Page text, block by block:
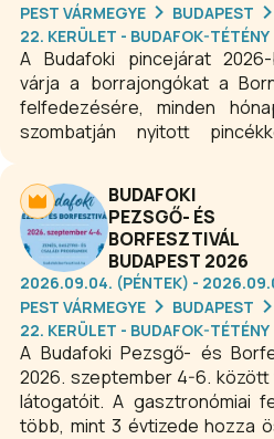
PEST VÁRMEGYE
BUDAPEST
22. KERÜLET - BUDAFOK-TÉTÉNY
A Budafoki pincejárat
várja a borrajongókat a
felfedezésére, minden
szombatján nyitott
borkóstolókon,
könnyűzenei eseményeken
részt, miközben
a főváros híres
borászaival. A Budafoki
gasztronómia, tradíció és
egyedülálló élményét nyújtja,
a helyszínek között 14:30
között ingyenes kisbuszok
a kényelmes közlekedést.
BUDAFOKI
PEZSGŐ- ÉS
BORFESZTIVÁL
BUDAPEST 2026
2026.09.04. (PÉNTEK) -
PEST VÁRMEGYE
BUDAPEST
22. KERÜLET - BUDAFOK-TÉTÉNY
A Budafoki Pezsgő- és
2026. szeptember 4-6. között
látogatóit. A gasztronómiai
több, mint 3 évtizede hozza